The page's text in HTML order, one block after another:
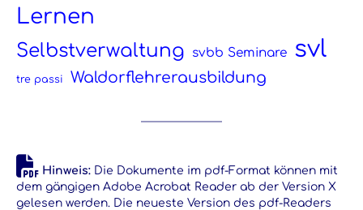
Lernen
Selbstverwaltung svbb Seminare svl
tre passi Waldorflehrerausbildung
Hinweis: Die Dokumente im pdf-Format können mit
dem gängigen Adobe Acrobat Reader ab der Version X
gelesen werden. Die neueste Version des pdf-Readers